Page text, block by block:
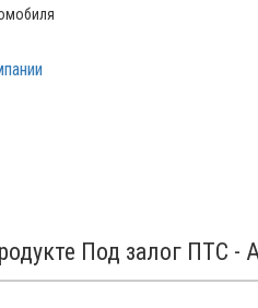
Под залог ПТС -